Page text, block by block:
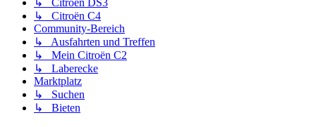
↳ Citroën DS3
↳ Citroën C4
Community-Bereich
↳ Ausfahrten und Treffen
↳ Mein Citroën C2
↳ Laberecke
Marktplatz
↳ Suchen
↳ Bieten